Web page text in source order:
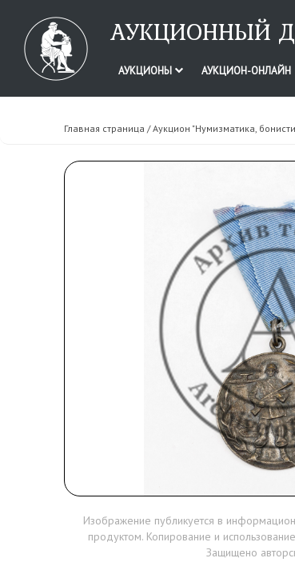
АУКЦИОННЫЙ
АУКЦИОНЫ АУКЦИОН-ОНЛАЙН
Главная страница /Аукцион "Нумизматика,
Изображение публикуется в
продуктом. Копирование и
Защищено